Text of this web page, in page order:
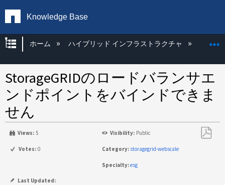
Knowledge Base
グローバル階層を展開/折りたたむ
ホーム ハイブリッド インフラストラクチャ
StorageGRIDのロードバランサエ
ンドポイントをバインドできま
せん
Views: 5 Visibility: Public
Votes: 0 Category: storagegrid-webscale
Specialty:esg
Last Updated: